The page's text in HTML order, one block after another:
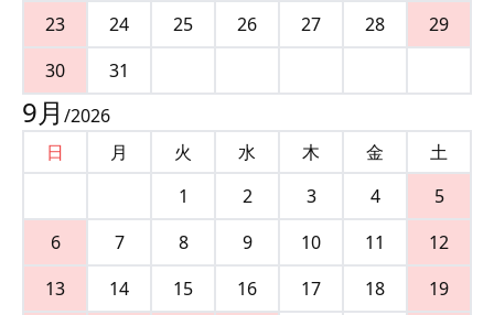
23
24 25 26 27 28
29
30
31
9月 /2026
日
月 火 水 木 金
土
1
2 3 4
5
6
7 8 9 10 11
12
13
14 15 16 17 18
19